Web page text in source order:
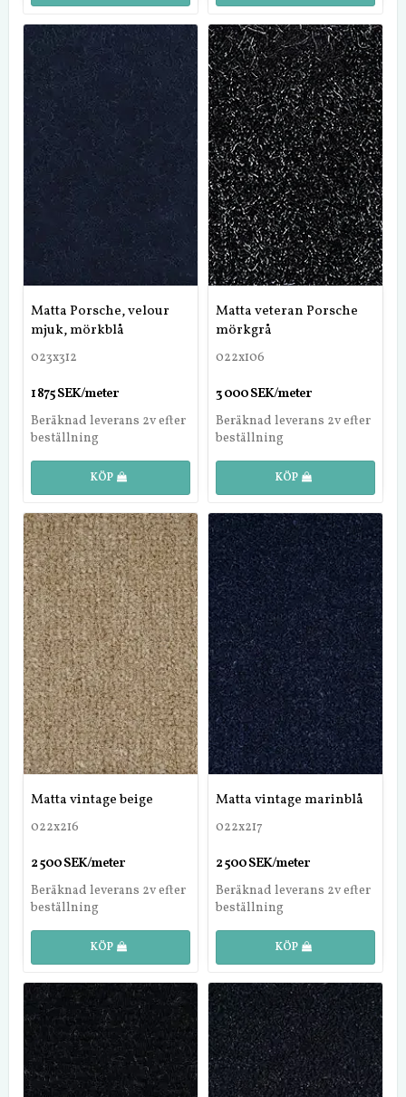
Matta Porsche, velour
mjuk, mörkblå
023x312
1 875 SEK/meter
Beräknad leverans 2v efter
beställning
KÖP
Matta veteran Porsche
mörkgrå
022x106
3 000 SEK/meter
Beräknad leverans 2v efter
beställning
KÖP
Matta vintage beige
022x216
2 500 SEK/meter
Beräknad leverans 2v efter
beställning
KÖP
Matta vintage marinblå
022x217
2 500 SEK/meter
Beräknad leverans 2v efter
beställning
KÖP